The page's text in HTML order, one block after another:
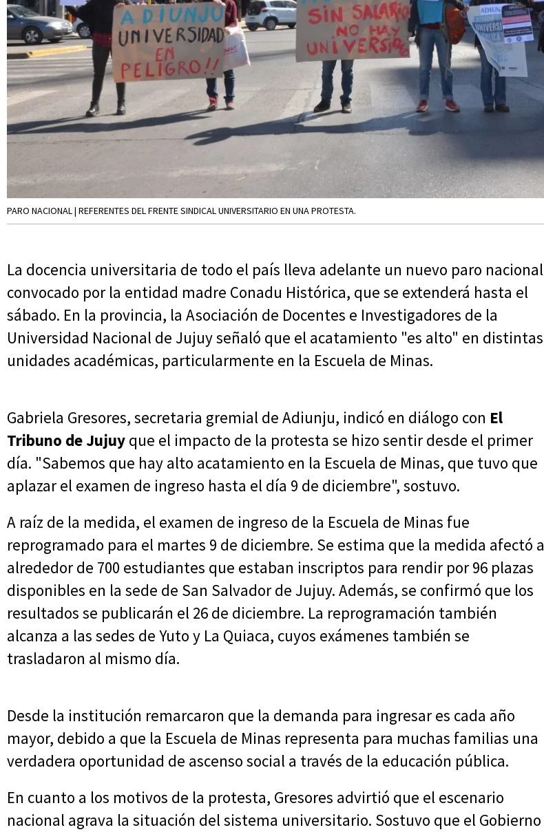
PARO NACIONAL | REFERENTES DEL FRENTE SINDICAL UNIVERSITARIO EN UNA PROTESTA.
La docencia universitaria de todo el país lleva adelante un nuevo paro nacional
convocado por la entidad madre Conadu Histórica, que se extenderá hasta el
sábado. En la provincia, la Asociación de Docentes e Investigadores de la
Universidad Nacional de Jujuy señaló que el acatamiento "es alto" en distintas
unidades académicas, particularmente en la Escuela de Minas.
Gabriela Gresores, secretaria gremial de Adiunju, indicó en diálogo con El
Tribuno de Jujuy que el impacto de la protesta se hizo sentir desde el primer
día. "Sabemos que hay alto acatamiento en la Escuela de Minas, que tuvo que
aplazar el examen de ingreso hasta el día 9 de diciembre", sostuvo.
A raíz de la medida, el examen de ingreso de la Escuela de Minas fue
reprogramado para el martes 9 de diciembre. Se estima que la medida afectó a
alrededor de 700 estudiantes que estaban inscriptos para rendir por 96 plazas
disponibles en la sede de San Salvador de Jujuy. Además, se confirmó que los
resultados se publicarán el 26 de diciembre. La reprogramación también
alcanza a las sedes de Yuto y La Quiaca, cuyos exámenes también se
trasladaron al mismo día.
Desde la institución remarcaron que la demanda para ingresar es cada año
mayor, debido a que la Escuela de Minas representa para muchas familias una
verdadera oportunidad de ascenso social a través de la educación pública.
En cuanto a los motivos de la protesta, Gresores advirtió que el escenario
nacional agrava la situación del sistema universitario. Sostuvo que el Gobierno